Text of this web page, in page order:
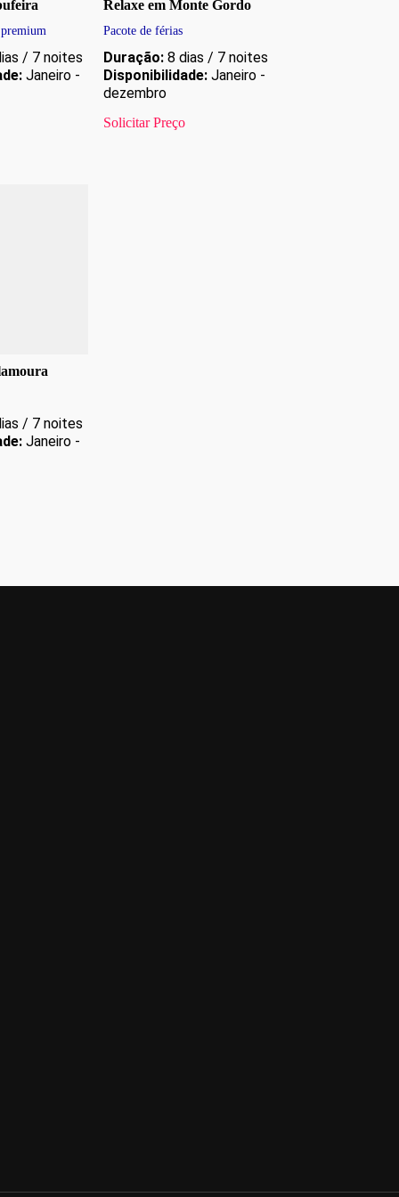
/ 7 noites
Janeiro -
Relaxe em Monte Gordo
Pacote de férias
Duração: 8 dias / 7 noites
Disponibilidade: Janeiro -
dezembro
Solicitar Preço
/ 7 noites
Janeiro -